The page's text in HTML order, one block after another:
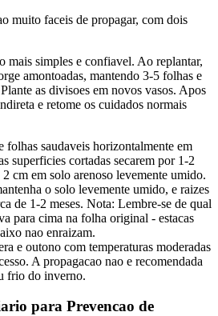
muito faceis de propagar, com dois
mais simples e confiavel. Ao replantar,
amontoadas, mantendo 3-5 folhas e
as divisoes em novos vasos. Apos
e retome os cuidados normais
folhas saudaveis horizontalmente em
superficies cortadas secarem por 1-2
cm em solo arenoso levemente umido.
o solo levemente umido, e raizes
de 1-2 meses. Nota: Lembre-se de qual
para cima na folha original - estacas
nao enraizam.
e outono com temperaturas moderadas
A propagacao nao e recomendada
frio do inverno.
para Prevencao de